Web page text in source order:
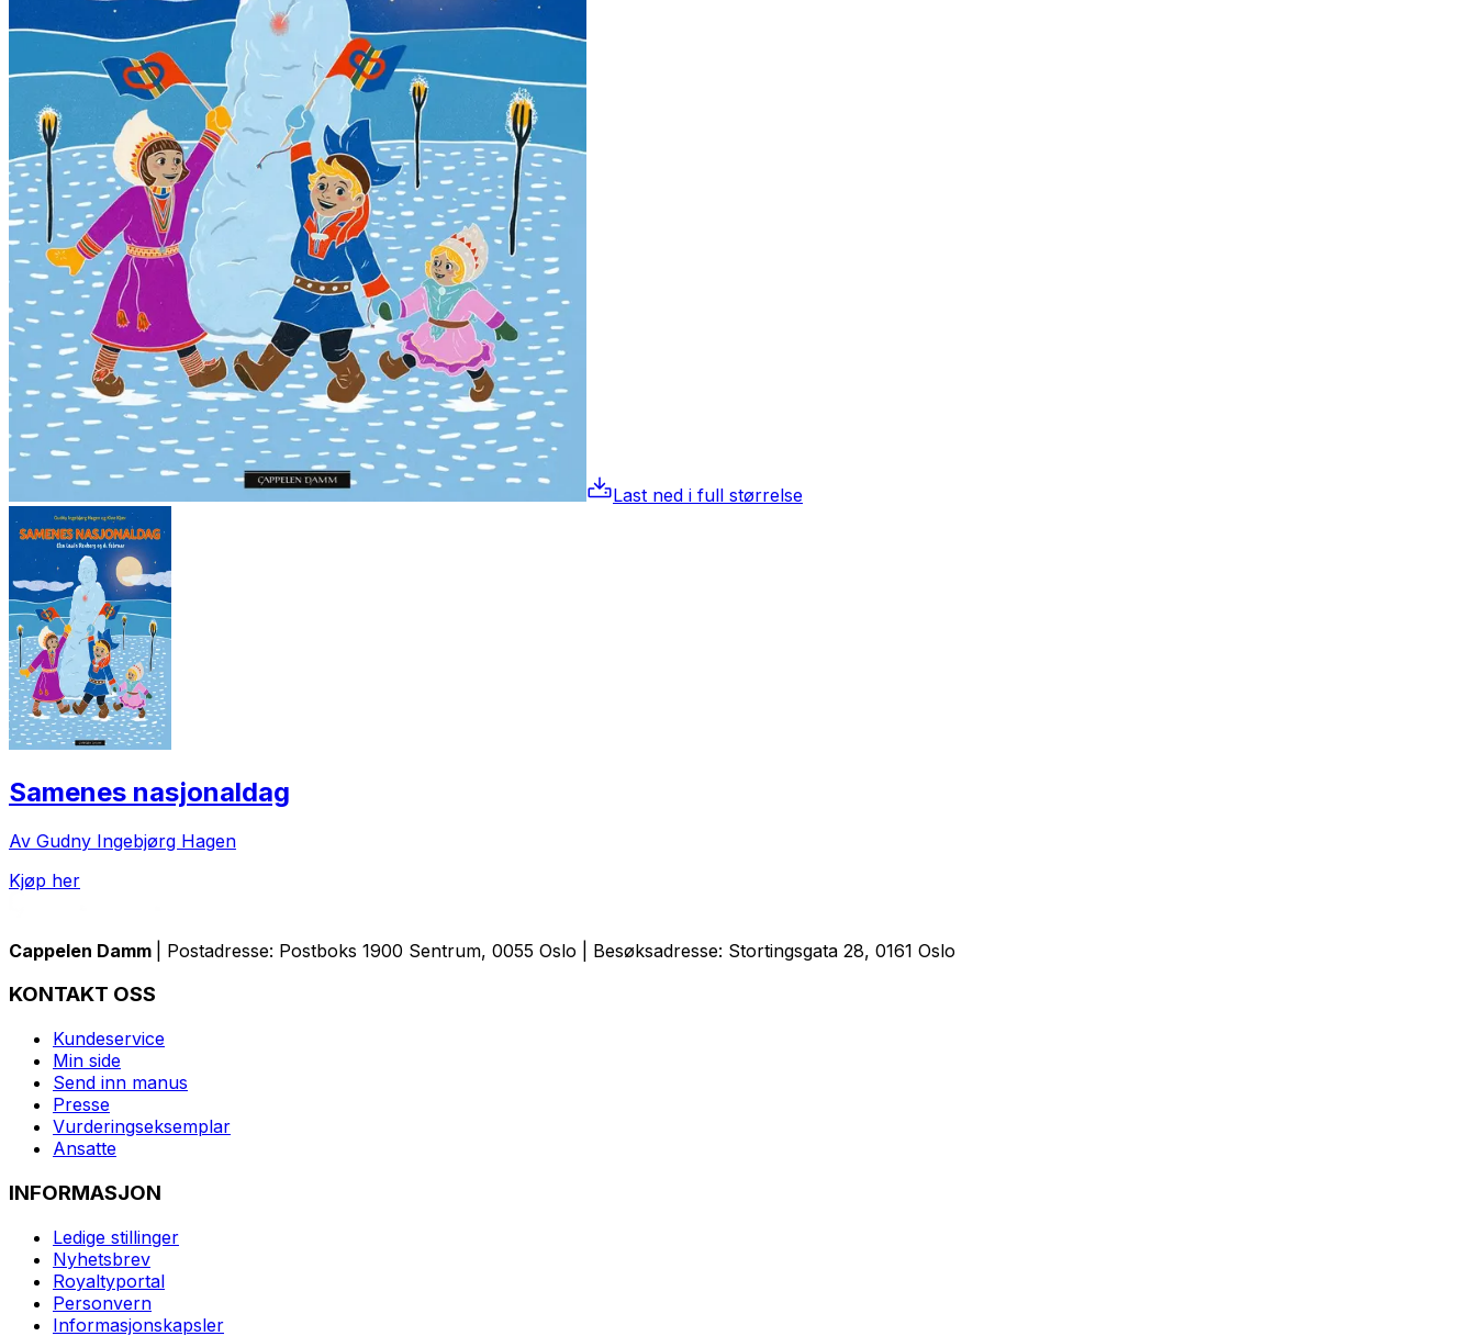
Last ned i full størrelse
Samenes nasjonaldag
Av Gudny Ingebjørg Hagen
Kjøp her
Cappelen Damm | Postadresse: Postboks 1900 Sentrum, 0055 Oslo | Besøksadresse: Stortingsgata 28, 0161 Oslo
KONTAKT OSS
Kundeservice
Min side
Send inn manus
Presse
Vurderingseksemplar
Ansatte
INFORMASJON
Ledige stillinger
Nyhetsbrev
Royaltyportal
Personvern
Informasjonskapsler